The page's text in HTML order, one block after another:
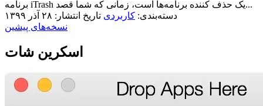
برنامه iTrash یک حذف کننده برنامه‌ها است، زمانی که شما قصد...
دسته‌بندی: کاربردی تاریخ انتشار: ۲۸ آذر ۱۳۹۹
نسخه‌های پیشین
اسکرین شات